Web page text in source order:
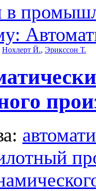
в
Нохлерт Й., Эрикссон Т.